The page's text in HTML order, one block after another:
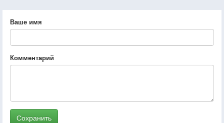
Ваше имя
Комментарий
Сохранить